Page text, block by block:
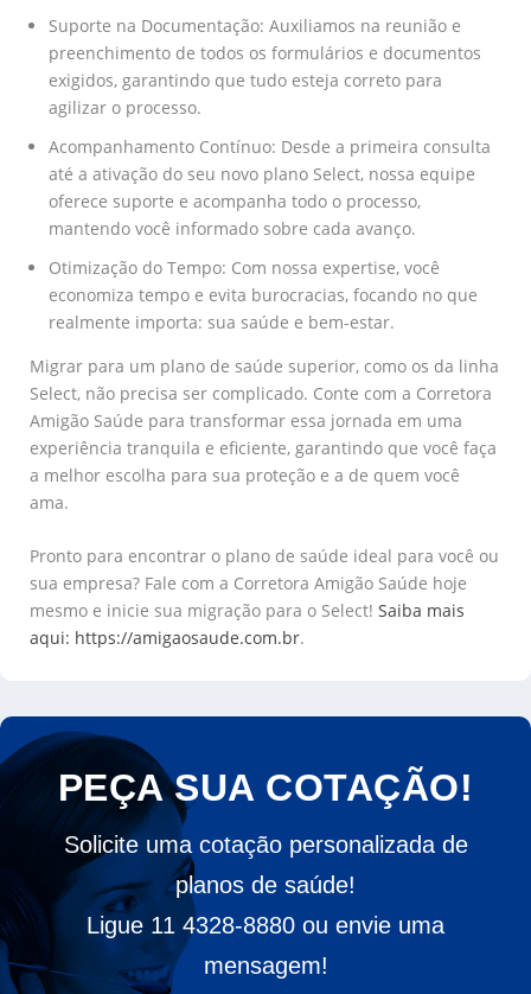
Suporte na Documentação: Auxiliamos na reunião e
preenchimento de todos os formulários e documentos
exigidos, garantindo que tudo esteja correto para
agilizar o processo.
Acompanhamento Contínuo: Desde a primeira consulta
até a ativação do seu novo plano Select, nossa equipe
oferece suporte e acompanha todo o processo,
mantendo você informado sobre cada avanço.
Otimização do Tempo: Com nossa expertise, você
economiza tempo e evita burocracias, focando no que
realmente importa: sua saúde e bem-estar.
Migrar para um plano de saúde superior, como os da linha
Select, não precisa ser complicado. Conte com a Corretora
Amigão Saúde para transformar essa jornada em uma
experiência tranquila e eficiente, garantindo que você faça
a melhor escolha para sua proteção e a de quem você
ama.
Pronto para encontrar o plano de saúde ideal para você ou
sua empresa? Fale com a Corretora Amigão Saúde hoje
mesmo e inicie sua migração para o Select! Saiba mais
aqui: https://amigaosaude.com.br.
PEÇA SUA COTAÇÃO!
Solicite uma cotação personalizada de
planos de saúde!
Ligue 11 4328-8880 ou envie uma
mensagem!